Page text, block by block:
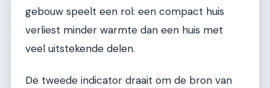
gebouw speelt een rol: een compact huis
verliest minder warmte dan een huis met
veel uitstekende delen.
De tweede indicator draait om de bron van